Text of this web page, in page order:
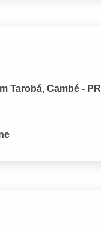
Tarobá, Cambé - PR